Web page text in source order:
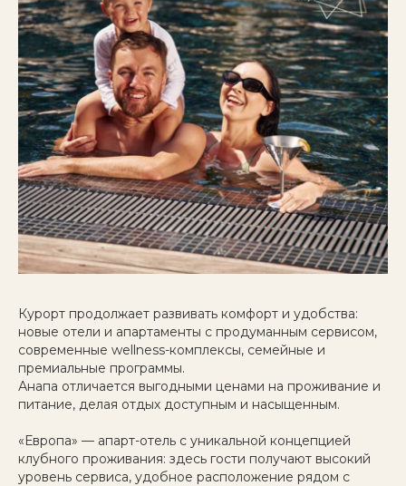
Курорт продолжает развивать комфорт и удобства:
новые отели и апартаменты с продуманным сервисом,
современные wellness-комплексы, семейные и
премиальные программы.
Анапа отличается выгодными ценами на проживание и
питание, делая отдых доступным и насыщенным.
«Европа» — апарт-отель с уникальной концепцией
клубного проживания: здесь гости получают высокий
уровень сервиса, удобное расположение рядом с